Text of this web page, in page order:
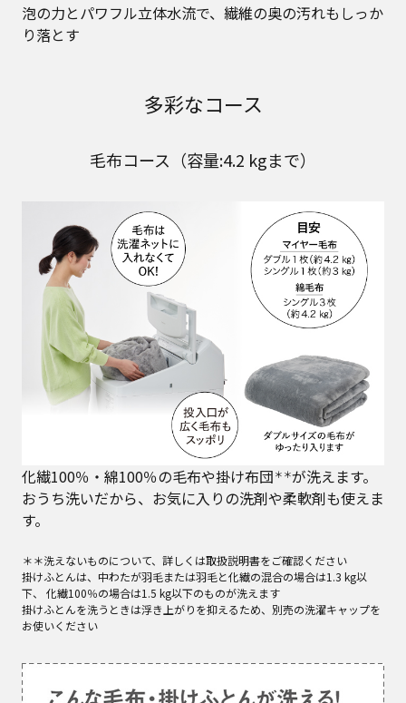
泡の力とパワフル立体水流で、繊維の奥の汚れもしっか
り落とす
多彩なコース
毛布コース（容量:4.2 kgまで）
化繊100％・綿100％の毛布や掛け布団 ＊＊が洗えます。
おうち洗いだから、お気に入りの洗剤や柔軟剤も使えま
す。
＊＊洗えないものについて、詳しくは取扱説明書をご確認ください
掛けふとんは、中わたが羽毛または羽毛と化繊の混合の場合は1.3 kg以
下、 化繊100％の場合は1.5 kg以下のものが洗えます
掛けふとんを洗うときは浮き上がりを抑えるため、別売の洗濯キャップを
お使いください